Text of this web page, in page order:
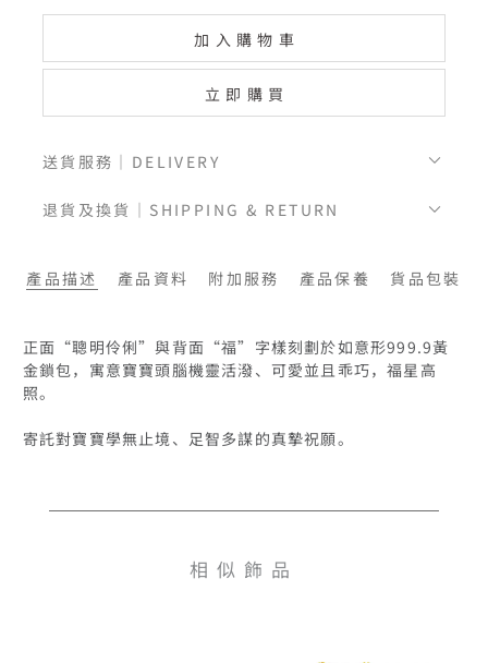
加入購物車
立即購買
送貨服務｜DELIVERY
退貨及換貨｜SHIPPING & RETURN
產品描述 產品資料 附加服務 產品保養 貨品包裝
正面“聰明伶俐”與背面“福”字樣刻劃於如意形999.9黃
金鎖包，寓意寶寶頭腦機靈活潑、可愛並且乖巧，福星高
照。
相似飾品